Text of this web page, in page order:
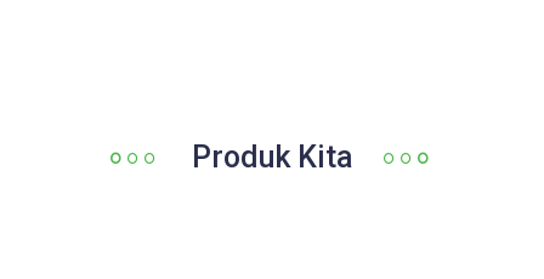
Produk Kita